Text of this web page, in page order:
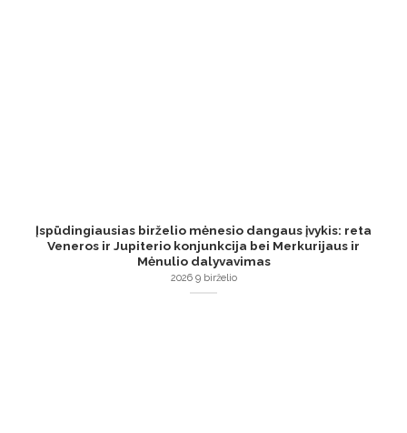
Įspūdingiausias birželio mėnesio dangaus įvykis: reta
Veneros ir Jupiterio konjunkcija bei Merkurijaus ir
Mėnulio dalyvavimas
2026 9 birželio